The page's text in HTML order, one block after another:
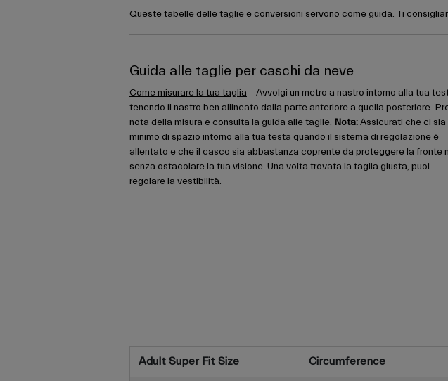
Queste tabelle delle taglie e conversioni servono come guida. Ti
Guida alle taglie per caschi da neve
Come misurare la tua taglia – Avvolgi un metro a nastro intorno alla tua
tenendo il nastro ben allineato dalla parte anteriore a quella posteriore.
nota della misura e consulta la guida alle taglie. Nota:Assicurati che ci sia
minimo di spazio intorno alla tua testa quando il sistema di regolazione è
allentato e che il casco sia abbastanza coprente da proteggere la fronte
senza ostacolare la tua visione. Una volta trovata la taglia giusta, puoi
regolare la vestibilità.
Adult Super Fit Size Circumference